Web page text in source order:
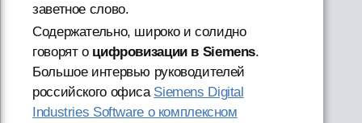
заветное слово.
Содержательно, широко и солидно
говорят о цифровизации в Siemens.
Большое интервью руководителей
российского офиса Siemens Digital
Industries Software о комплексном